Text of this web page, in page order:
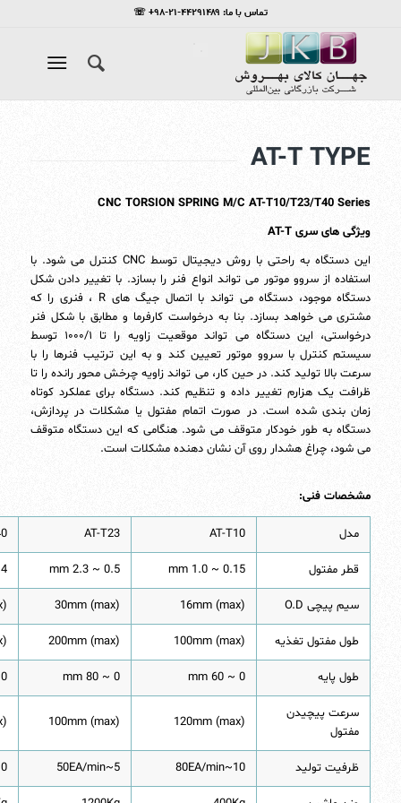
تماس با ما: ۴۴۲۹۱۴۸۹-۲۱-۹۸+ ☏
AT-T TYPE
CNC TORSION SPRING M/C AT-T10/T23/T40 Series
ویژگی های سری AT-T
این دستگاه به راحتی با روش دیجیتال توسط CNC کنترل می شود. با
استفاده از سروو موتور می تواند انواع فنر را بسازد. با تغییر دادن شکل
دستگاه موجود، دستگاه می تواند با اتصال جیگ های R ، فنری را که
مشتری می خواهد بسازد. بنا به درخواست کارفرما و مطابق با شکل فنر
درخواستی، این دستگاه می تواند موقعیت زاویه را تا ۱۰۰۰/۱ توسط
سیستم کنترل با سروو موتور تعیین کند و به این ترتیب فنرها را با
سرعت بالا تولید کند. در حین کار، می تواند زاویه چرخش محور رانده را تا
ظرافت یک هزارم تغییر داده و تنظیم کند. دستگاه برای عملکرد کوتاه
زمان بندی شده است. در صورت اتمام مفتول یا مشکلات در پردازش،
دستگاه به طور خودکار متوقف می شود. هنگامی که این دستگاه متوقف
می شود، چراغ هشدار روی آن نشان دهنده مشکلات است.
مشخصات فنی:
مدل AT-T10
AT-T23
قطر مفتول 0.15 ~ 1.0 mm
0.5 ~ 2.3 mm
mm
سیم پیچی O.D 16mm (max)
30mm (max)
طول مفتول تغذیه 100mm (max)
200mm (max)
طول پایه 0 ~ 60 mm
0 ~ 80 mm
0 ~ 100 mm
سرعت پیچیدن
مفتول
120mm (max)
100mm (max)
ظرفیت تولید 10~80EA/min
5~50EA/min
0~40EA/min